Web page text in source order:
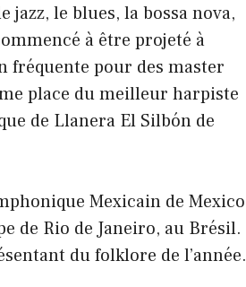
le blues, la bossa nova,
à être projeté à
fréquente pour des master
place du meilleur harpiste
de Llanera El Silbón de
Mexicain de Mexico
de Rio de Janeiro, au Brésil.
du folklore de l’année.